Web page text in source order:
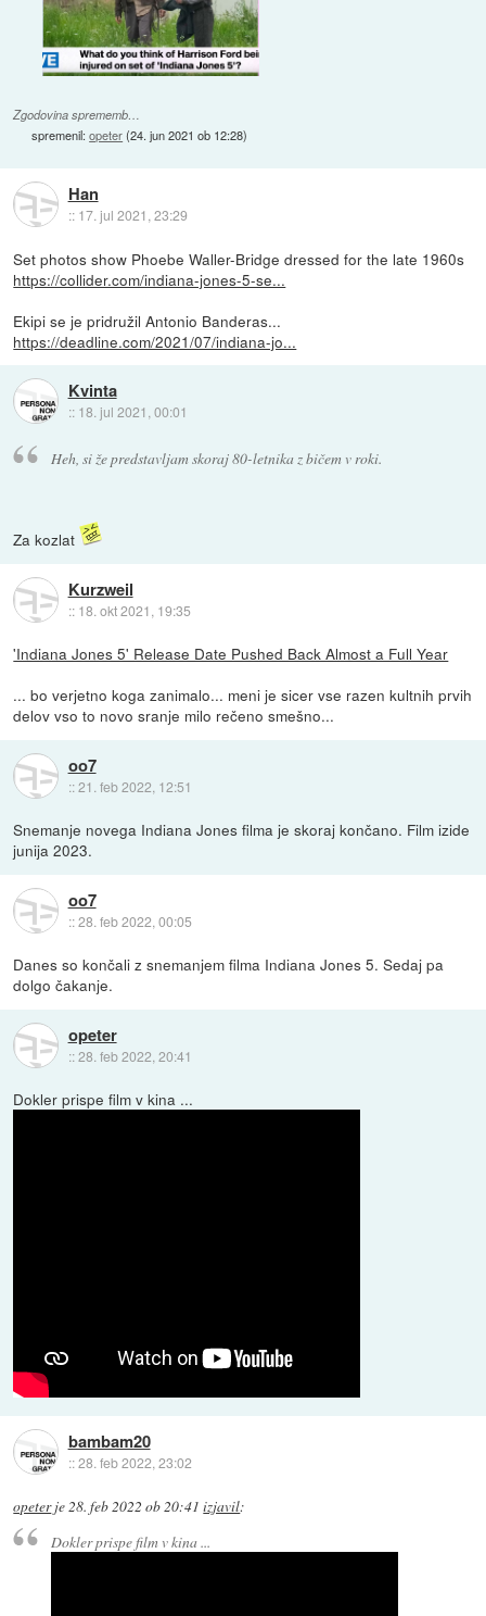
Zgodovina sprememb…
spremenil:opeter(24. jun 2021 ob 12:28)
Han
:: 17. jul 2021, 23:29
Set photos show Phoebe Waller-Bridge dressed for the late 1960s
https://collider.com/indiana-jones-5-se...
Ekipi se je pridružil Antonio Banderas...
https://deadline.com/2021/07/indiana-jo...
Kvinta
:: 18. jul 2021, 00:01
Heh, si že predstavljam skoraj 80-letnika z bičem v roki.
Za kozlat
Kurzweil
:: 18. okt 2021, 19:35
'Indiana Jones 5' Release Date Pushed Back Almost a Full Year
... bo verjetno koga zanimalo... meni je sicer vse razen kultnih prvih
delov vso to novo sranje milo rečeno smešno...
oo7
::21. feb 2022, 12:51
Snemanje novega Indiana Jones filma je skoraj končano. Film izide
junija 2023.
oo7
::28. feb 2022, 00:05
Danes so končali z snemanjem filma Indiana Jones 5. Sedaj pa
dolgo čakanje.
opeter
::28. feb 2022, 20:41
Dokler prispe film v kina ...
bambam20
::28. feb 2022, 23:02
opeterje 28. feb 2022 ob 20:41 izjavil:
Dokler prispe film v kina ...